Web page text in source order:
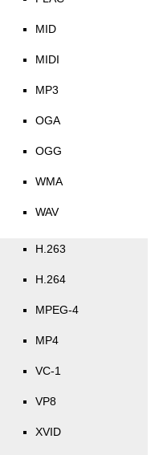
MID
MIDI
MP3
OGA
OGG
WMA
WAV
H.263
H.264
MPEG-4
MP4
VC-1
VP8
XVID